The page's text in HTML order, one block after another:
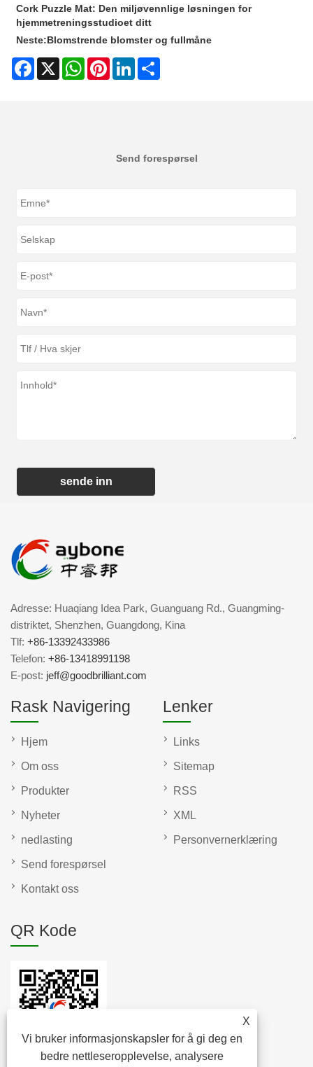
Cork Puzzle Mat: Den miljøvennlige løsningen for
hjemmetreningsstudioet ditt
Neste:Blomstrende blomster og fullmåne
Facebook
X WhatsAppPinterestLinkedIn
Send forespørsel
sende inn
X
Vi bruker informasjonskapsler for å gi deg en
bedre nettleseropplevelse, analysere
Adresse: Huaqiang Idea Park, Guanguang Rd., Guangming-
distriktet, Shenzhen, Guangdong, Kina
Tlf: +86-13392433986
Telefon: +86-13418991198
E-post: jeff@goodbrilliant.com
Rask Navigering
Hjem
Om oss
Produkter
Nyheter
nedlasting
Send forespørsel
Kontakt oss
Lenker
Links
Sitemap
RSS
XML
Personvernerklæring
QR Kode